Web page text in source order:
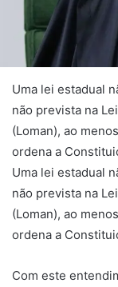
Uma lei estadual
não prevista na
(Loman), ao
ordena a
Uma lei estadual
não prevista na
(Loman), ao
ordena a
Com este